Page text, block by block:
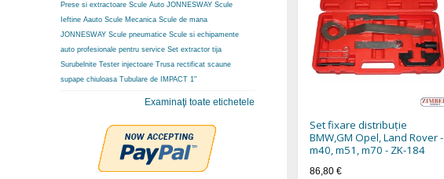
Set fixare distribuţie
BMW,GM Opel, Land Rover -
m40, m51, m70 - ZK-184
86,80 €
Prese si extractoare Scule Auto JONNESWAY Scule
Ieftine Aauto Scule Mecanica Scule de mana
JONNESWAY Scule pneumatice Scule si echipamente
auto profesionale pentru service Set extractor tija
Surubelnite Tester injectoare Trusa rectificat scaune
supape chiuloasa Tubulare de IMPACT 1"
Examinaţi toate etichetele